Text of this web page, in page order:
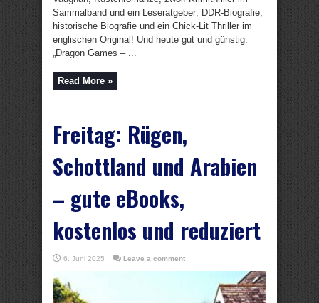
Sammalband und ein Leseratgeber; DDR-Biografie,
historische Biografie und ein Chick-Lit Thriller im
englischen Original! Und heute gut und günstig:
„Dragon Games – ...
Read More »
Freitag: Rügen,
Schottland und Arabien
– gute eBooks,
kostenlos und reduziert
6. Juni 2025 Leave a comment